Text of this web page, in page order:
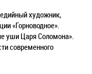
художник,
«Горноводное».
уши Царя Соломона».
современного